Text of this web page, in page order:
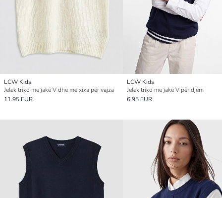
LCW Kids
Jelek triko me jakë V dhe me xixa për vajza
11.95 EUR
LCW Kids
Jelek triko me jakë V për djem
6.95 EUR